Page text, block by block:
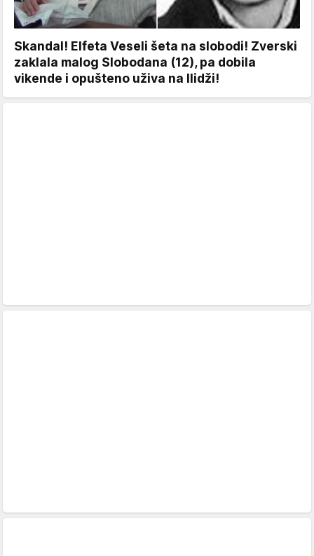
Skandal! Elfeta Veseli šeta na slobodi! Zverski
zaklala malog Slobodana (12), pa dobila
vikende i opušteno uživa na Ilidži!